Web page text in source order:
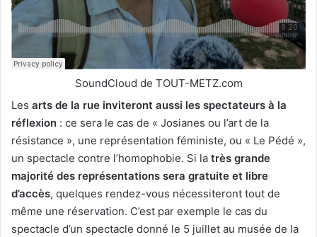
SoundCloud de TOUT-METZ.com
Les arts de la rue inviteront aussi les spectateurs à la
réflexion : ce sera le cas de « Josianes ou l’art de la
résistance », une représentation féministe, ou « Le Pédé »,
un spectacle contre l’homophobie. Si la très grande
majorité des représentations sera gratuite et libre
d’accès, quelques rendez-vous nécessiteront tout de
même une réservation. C’est par exemple le cas du
spectacle d’un spectacle donné le 5 juillet au musée de la